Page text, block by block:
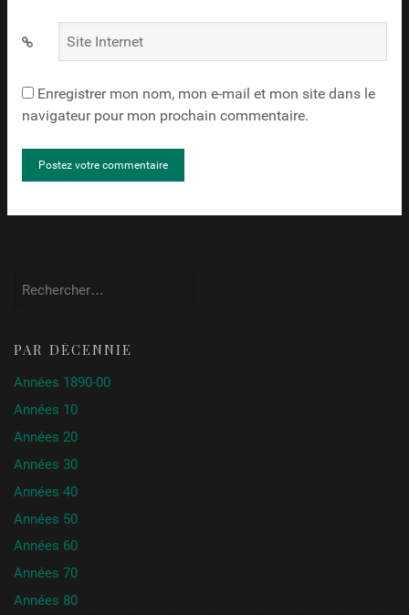
Site
Internet
Enregistrer mon nom, mon e-mail et mon site dans le
navigateur pour mon prochain commentaire.
PAR DÉCENNIE
Années 1890-00
Années 10
Années 20
Années 30
Années 40
Années 50
Années 60
Années 70
Années 80